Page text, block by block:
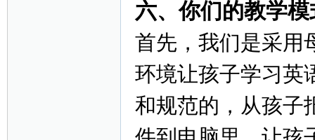
六、你们的教学
首先，我们是采用
环境让孩子学习英
和规范的，从孩子